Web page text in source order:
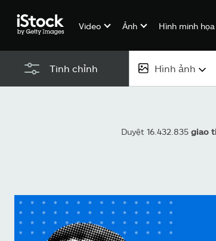
Video Ảnh Hình minh họa
Tinh chỉnh Hình ảnh
Video
Duyệt 16.432.835 giao